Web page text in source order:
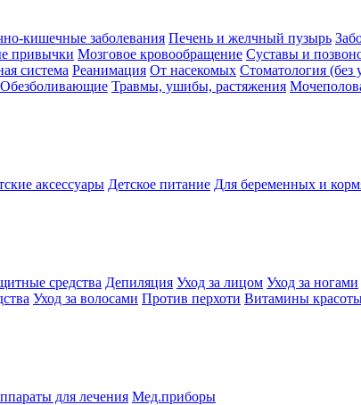
кишечные заболевания Печень и желчный пузырь
привычки Мозговое кровообращение Суставы и
система Реанимация От насекомых Стоматология (без
Обезболивающие Травмы, ушибы, растяжения
аксессуары Детское питание Для беременных и
средства Депиляция Уход за лицом Уход за ногами
Уход за волосами Против перхоти Витамины
для лечения Мед.приборы